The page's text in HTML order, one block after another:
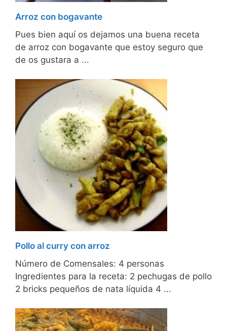
Arroz con bogavante
Pues bien aquí os dejamos una buena receta
de arroz con bogavante que estoy seguro que
de os gustara a ...
Pollo al curry con arroz
Número de Comensales: 4 personas
Ingredientes para la receta: 2 pechugas de pollo
2 bricks pequeños de nata líquida 4 ...